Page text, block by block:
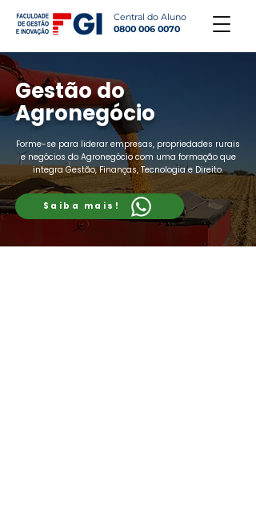
Central do Aluno
0800 006 0070
Gestão do
Agronegócio
Forme-se para liderar empresas, propriedades rurais
e negócios do Agronegócio com uma formação que
integra Gestão, Finanças, Tecnologia e Direito.
Saiba mais!